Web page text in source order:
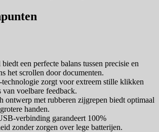
een perfecte balans tussen precisie en
het scrollen door documenten.
technologie zorgt voor extreem stille klikken
van voelbare feedback.
ontwerp met rubberen zijgrepen biedt optimaal
handen.
verbinding garandeert 100%
zonder zorgen over lege batterijen.